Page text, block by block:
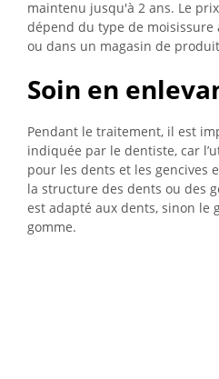
maintenu jusqu'à 2 ans. Le
dépend du type de
ou dans un magasin de
Soin en
Pendant le traitement, il est
indiquée par le dentiste, car
pour les dents et les gencives
la structure des dents ou des
est adapté aux dents, sinon
gomme.